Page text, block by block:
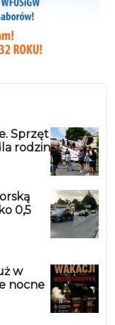
Sprzęt
rodzin
0,5
w
nocne